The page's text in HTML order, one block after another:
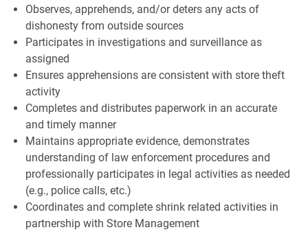
Observes, apprehends, and/or deters any acts of
dishonesty from outside sources
Participates in investigations and surveillance as
assigned
Ensures apprehensions are consistent with store theft
activity
Completes and distributes paperwork in an accurate
and timely manner
Maintains appropriate evidence, demonstrates
understanding of law enforcement procedures and
professionally participates in legal activities as needed
(e.g., police calls, etc.)
Coordinates and complete shrink related activities in
partnership with Store Management